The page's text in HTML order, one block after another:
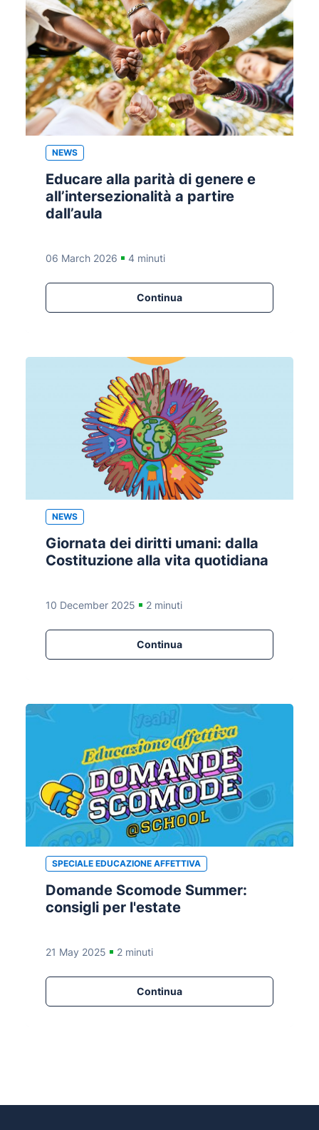
NEWS
Educare alla parità di genere e
all’intersezionalità a partire
dall’aula
06 March 2026 4 minuti
Continua
NEWS
Giornata dei diritti umani: dalla
Costituzione alla vita quotidiana
10 December 2025 2 minuti
Continua
SPECIALE EDUCAZIONE AFFETTIVA
Domande Scomode Summer:
consigli per l'estate
21 May 2025 2 minuti
Continua